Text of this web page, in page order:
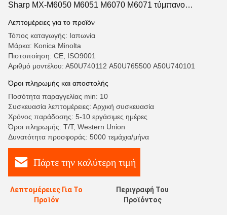
Sharp MX-M6050 M6051 M6070 M6071 τύμπανο
Λεπτομέρειες για το προϊόν
Τόπος καταγωγής: Ιαπωνία
Μάρκα: Konica Minolta
Πιστοποίηση: CE, ISO9001
Αριθμό μοντέλου: Α50U740112 Α50U765500 Α50U740101
Όροι πληρωμής και αποστολής
Ποσότητα παραγγελίας min: 10
Συσκευασία λεπτομέρειες: Αρχική συσκευασία
Χρόνος παράδοσης: 5-10 εργάσιμες ημέρες
Όροι πληρωμής: T/T, Western Union
Δυνατότητα προσφοράς: 5000 τεμάχια/μήνα
Πάρτε την καλύτερη τιμή
Λεπτομέρειες Για Το
Προϊόν
Περιγραφή Του
Προϊόντος